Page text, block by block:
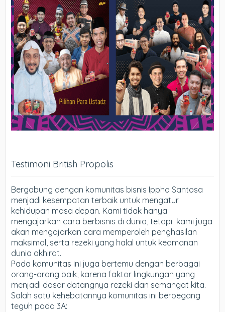
Testimoni British Propolis
Bergabung dengan komunitas bisnis Ippho Santosa
menjadi kesempatan terbaik untuk mengatur
kehidupan masa depan. Kami tidak hanya
mengajarkan cara berbisnis di dunia, tetapi kami juga
akan mengajarkan cara memperoleh penghasilan
maksimal, serta rezeki yang halal untuk keamanan
dunia akhirat.
Pada komunitas ini juga bertemu dengan berbagai
orang-orang baik, karena faktor lingkungan yang
menjadi dasar datangnya rezeki dan semangat kita.
Salah satu kehebatannya komunitas ini berpegang
teguh pada 3A: